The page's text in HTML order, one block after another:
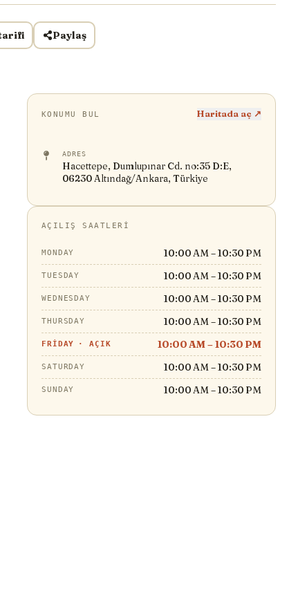
Paylaş
KONUMU BUL Haritada aç ↗
ADRES
Hacettepe, Dumlupınar Cd. no:35 D:E,
06230 Altındağ/Ankara, Türkiye
AÇILIŞ SAATLERI
MONDAY 10:00 AM – 10:30 PM
TUESDAY 10:00 AM – 10:30 PM
WEDNESDAY 10:00 AM – 10:30 PM
THURSDAY 10:00 AM – 10:30 PM
FRIDAY ·AÇIK 10:00 AM – 10:30 PM
SATURDAY 10:00 AM – 10:30 PM
SUNDAY 10:00 AM – 10:30 PM